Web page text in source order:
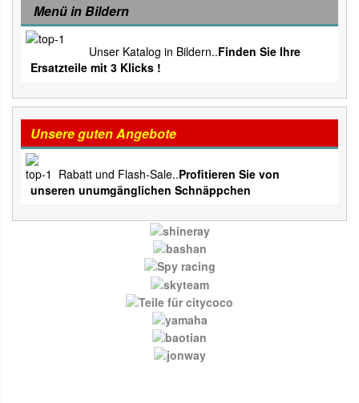
Menü in Bildern
Unser Katalog in Bildern..Finden Sie Ihre
Ersatzteile mit 3 Klicks !
Unsere guten Angebote
Rabatt und Flash-Sale..Profitieren Sie von
unseren unumgänglichen Schnäppchen